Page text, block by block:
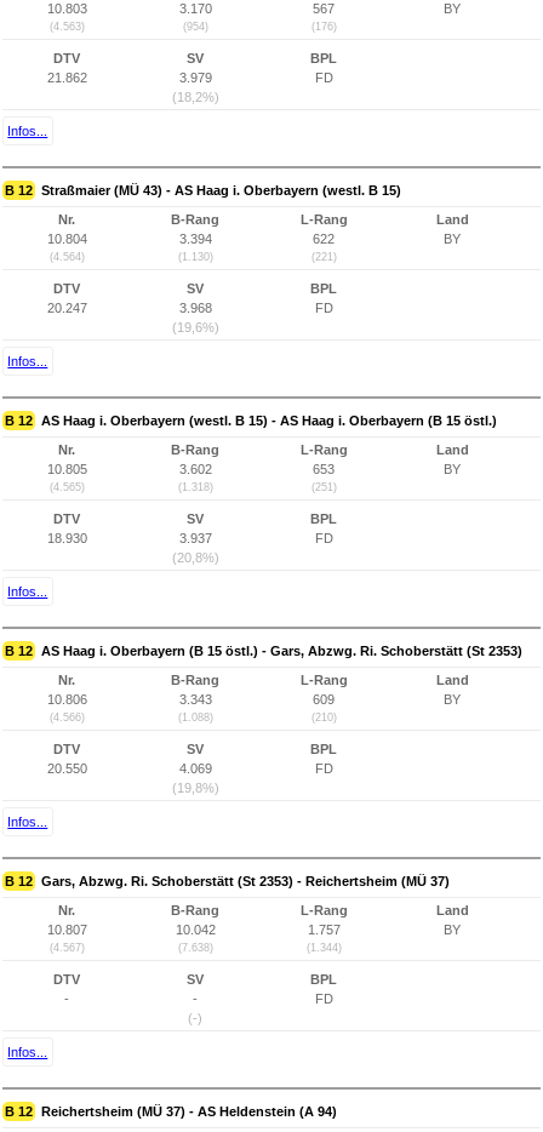
10.803
(4.563)
3.170
(954)
567
(176)
BY
DTV
21.862
SV
3.979
(18,2%)
BPL
FD
Infos...
B 12 Straßmaier (MÜ 43) - AS Haag i. Oberbayern (westl. B 15)
Nr.
10.804
(4.564)
B-Rang
3.394
(1.130)
L-Rang
622
(221)
Land
BY
DTV
20.247
SV
3.968
(19,6%)
BPL
FD
Infos...
B 12 AS Haag i. Oberbayern (westl. B 15) - AS Haag i. Oberbayern (B 15 östl.)
Nr.
10.805
(4.565)
B-Rang
3.602
(1.318)
L-Rang
653
(251)
Land
BY
DTV
18.930
SV
3.937
(20,8%)
BPL
FD
Infos...
B 12 AS Haag i. Oberbayern (B 15 östl.) - Gars, Abzwg. Ri. Schoberstätt (St 2353)
Nr.
10.806
(4.566)
B-Rang
3.343
(1.088)
L-Rang
609
(210)
Land
BY
DTV
20.550
SV
4.069
(19,8%)
BPL
FD
Infos...
B 12 Gars, Abzwg. Ri. Schoberstätt (St 2353) - Reichertsheim (MÜ 37)
Nr.
10.807
(4.567)
B-Rang
10.042
(7.638)
L-Rang
1.757
(1.344)
Land
BY
DTV
-
SV
-
(-)
BPL
FD
Infos...
B 12 Reichertsheim (MÜ 37) - AS Heldenstein (A 94)